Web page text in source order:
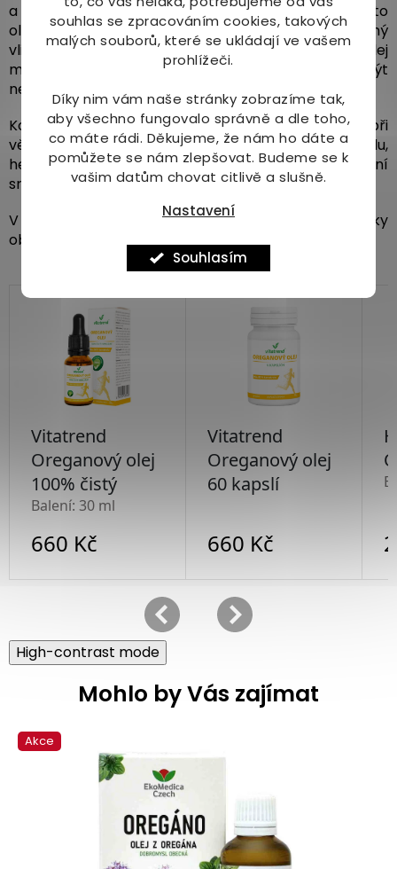
souhlas se zpracováním cookies, takových
malých souborů, které se ukládají ve vašem
prohlížeči.
Díky nim vám naše stránky zobrazíme tak,
aby všechno fungovalo správně a dle toho,
co máte rádi. Děkujeme, že nám ho dáte a
pomůžete se nám zlepšovat. Budeme se k
vašim datům chovat citlivě a slušně.
Nastavení
Souhlasím
a kojící ženy by ho rovněž neměly užívat, jelikož tento
olej podporuje krevní oběh v děloze, což má neblahý
vliv na výstelku, která obklopuje plod. Oreganový olej
má potenciál vyvolat menstruaci a může být
nebezpečný pro nenarozené dítě.
Kontraindikací užívání je při léčbě antikoagulanty, při
větších chirurgických zákrocích, peptickém vředu,
hemofilii a při nemocech spojených s poruchou krevní
srážlivosti.
V naší nabídce naleznete také další přípravky
obsahující
oregánový olej.
High-contrast mode
Mohlo by Vás zajímat
Akce